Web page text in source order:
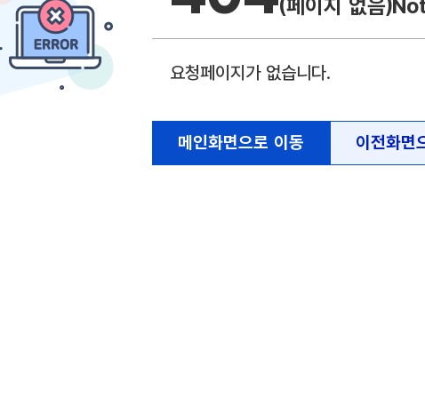
(페이지 없음)
요청페이지가 없습니다.
메인화면으로 이동 이전화면